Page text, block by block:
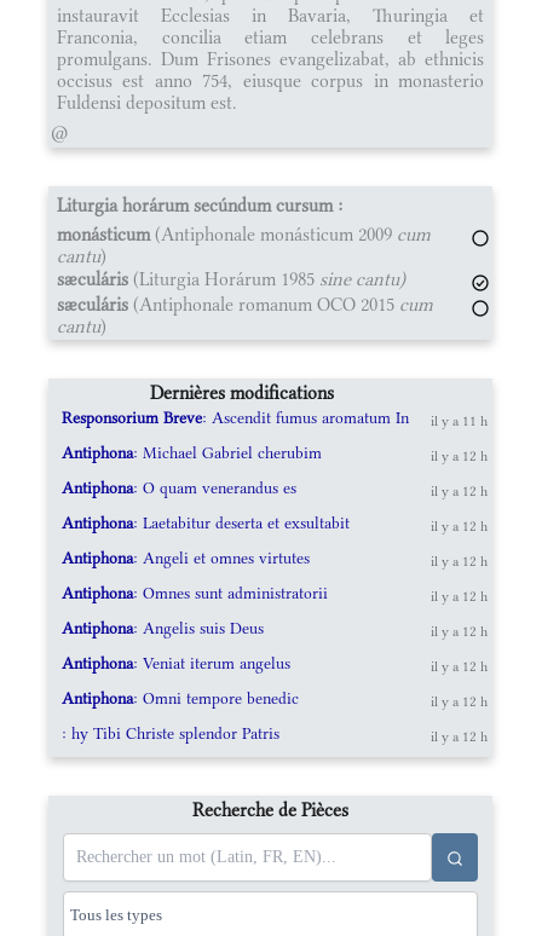
instauravit Ecclesias in Bavaria, Thuringia et
Franconia, concilia etiam celebrans et leges
promulgans. Dum Frisones evangelizabat, ab ethnicis
occisus est anno 754, eiusque corpus in monasterio
Fuldensi depositum est.
@
Liturgia horárum secúndum cursum :
monásticum(Antiphonale monásticum 2009 cum
cantu)
sæculáris (Liturgia Horárum 1985 sine cantu)
sæculáris (Antiphonale romanum OCO 2015 cum
cantu)
Dernières modifications
Responsorium Breve: Ascendit fumus aromatum In il y a 11 h
Antiphona: Michael Gabriel cherubim il y a 12 h
Antiphona: O quam venerandus es il y a 12 h
Antiphona: Laetabitur deserta et exsultabit il y a 12 h
Antiphona: Angeli et omnes virtutes il y a 12 h
Antiphona: Omnes sunt administratorii il y a 12 h
Antiphona: Angelis suis Deus il y a 12 h
Antiphona: Veniat iterum angelus il y a 12 h
Antiphona: Omni tempore benedic il y a 12 h
: hy Tibi Christe splendor Patris il y a 12 h
Recherche de Pièces